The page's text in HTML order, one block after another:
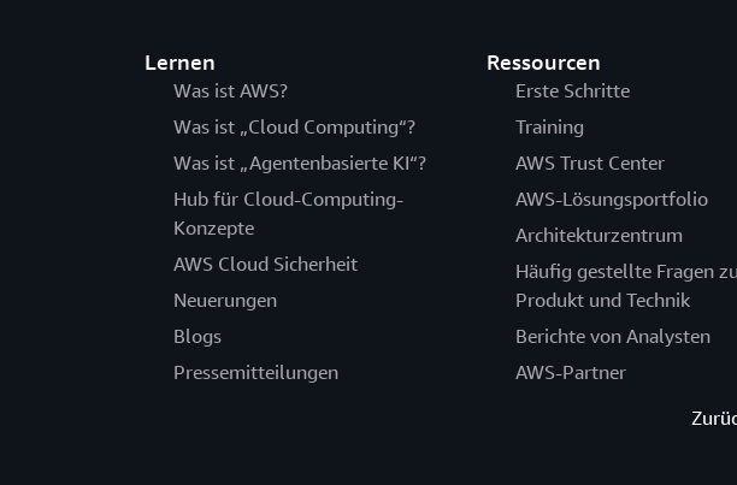
Lernen
Was ist AWS?
Was ist „Cloud Computing“?
Was ist „Agentenbasierte KI“?
Hub für Cloud-Computing-
Konzepte
AWS Cloud Sicherheit
Neuerungen
Blogs
Pressemitteilungen
Ressourcen
Erste Schritte
Training
AWS Trust Center
AWS-Lösungsportfolio
Architekturzentrum
Häufig gestellte Fragen zu
Produkt und Technik
Berichte von Analysten
AWS-Partner